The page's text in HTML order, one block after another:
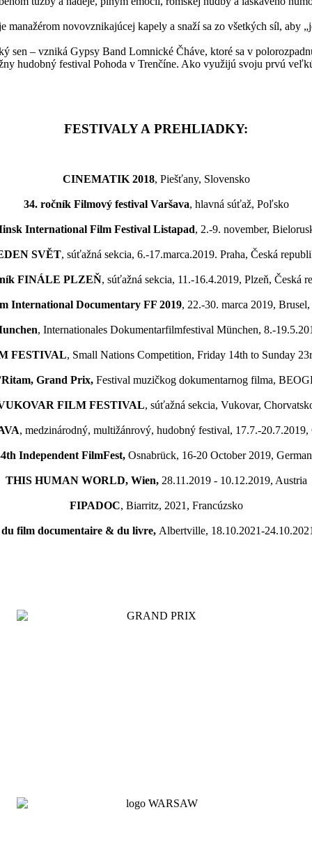
novovznikajúcej kapely a snaží sa zo všetkých síl, aby
– vzniká Gypsy Band Lomnické Čháve, ktoré sa v
hudobný festival Pohoda v Trenčíne. Ako využijú svoju prvú
FESTIVALY A PREHLIADKY:
CINEMATIK 2018, Piešťany, Slovensko
34. ročník Filmový festival Varšava, hlavná súťaž, Poľsko
International Film Festival Listapad, 2.-9. november,
SVĚT, súťažná sekcia, 6.-17.marca.2019. Praha, Česká
FINÁLE PLZEŇ, súťažná sekcia, 11.-16.4.2019, Plzeň, Česká
International Documentary FF 2019, 22.-30. marca 2019,
, Internationales Dokumentarfilmfestival München, 8.-
FESTIVAL, Small Nations Competition, Friday 14th to Sunday
Grand Prix, Festival muzičkog dokumentarnog filma,
FILM FESTIVAL, súťažná sekcia, Vukovar,
, medzinárodný, multižánrový, hudobný festival, 17.7.-20.7.2019,
Independent FilmFest, Osnabrück, 16-20 October 2019,
THIS HUMAN WORLD, Wien, 28.11.2019 - 10.12.2019, Austria
FIPADOC, Biarritz, 2021, Francúzsko
du film documentaire & du livre, Albertville, 18.10.2021-